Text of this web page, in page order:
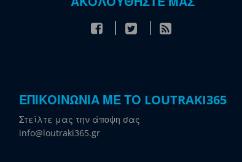
ΕΠΙΚΟΙΝΩΝΙΑ ΜΕ ΤΟ LOUTRAKI365
Στείλτε μας την άποψη σας
info@loutraki365.gr